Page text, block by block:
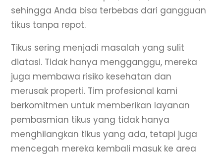
sehingga Anda bisa terbebas dari gangguan
tikus tanpa repot.
Tikus sering menjadi masalah yang sulit
diatasi. Tidak hanya mengganggu, mereka
juga membawa risiko kesehatan dan
merusak properti. Tim profesional kami
berkomitmen untuk memberikan layanan
pembasmian tikus yang tidak hanya
menghilangkan tikus yang ada, tetapi juga
mencegah mereka kembali masuk ke area